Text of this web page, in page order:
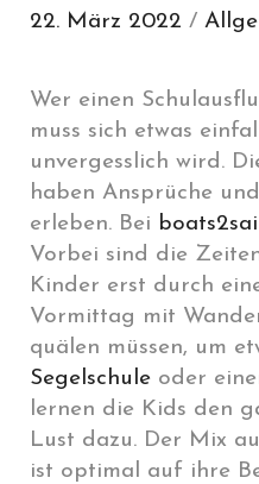
22. März 2022 /
Wer einen
muss sich etwas
unvergesslich wird.
haben Ansprüche
erleben. Bei
Vorbei sind die
Kinder erst durch
Vormittag mit
quälen müssen, um
Segelschule oder
lernen die Kids den
Lust dazu. Der Mix
ist optimal auf ihre